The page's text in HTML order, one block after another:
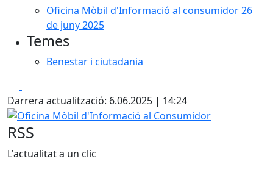
Oficina Mòbil d'Informació al consumidor 26
de juny 2025
Temes
Benestar i ciutadania
Darrera actualització: 6.06.2025 | 14:24
Oficina Mòbil d'Informació al Consumidor
RSS
L'actualitat a un clic